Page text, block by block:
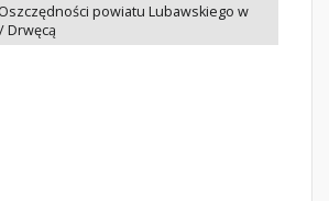
powiatu Lubawskiego w
Drwęcą